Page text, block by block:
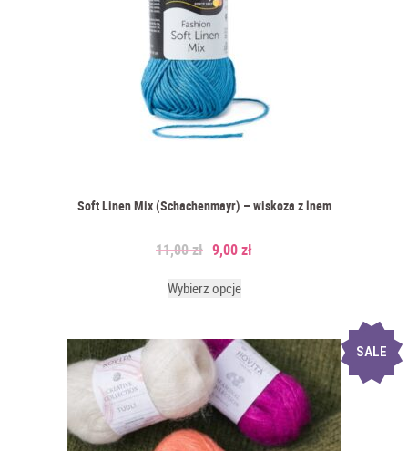
Soft Linen Mix (Schachenmayr) – wiskoza z lnem
11,00zł 9,00zł
Wybierz opcje
SALE